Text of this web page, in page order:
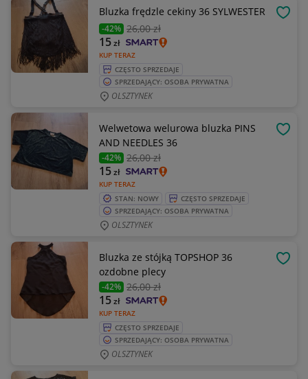
Bluzka frędzle cekiny 36 SYLWESTER
-42% 26,00 zł
KUP TERAZ
15zł
CZĘSTO SPRZEDAJE
SPRZEDAJĄCY: OSOBA PRYWATNA
OLSZTYNEK
Welwetowa welurowa bluzka PINS
AND NEEDLES 36
-42% 26,00 zł
KUP TERAZ
15zł
STAN: NOWY
CZĘSTO SPRZEDAJE
SPRZEDAJĄCY: OSOBA PRYWATNA
OLSZTYNEK
Bluzka ze stójką TOPSHOP 36
ozdobne plecy
-42% 26,00 zł
KUP TERAZ
15zł
CZĘSTO SPRZEDAJE
SPRZEDAJĄCY: OSOBA PRYWATNA
OLSZTYNEK